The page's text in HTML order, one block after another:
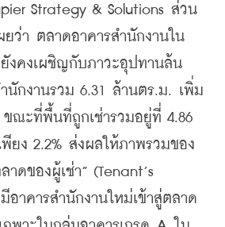
Strategy & Solutions ส่วน
ว่า ตลาดอาคารสำนักงานใน
งคงเผชิญกับภาวะอุปทานล้น
กงานรวม 6.31 ล้านตร.ม. เพิ่ม
ณะที่พื้นที่ถูกเช่ารวมอยู่ที่ 4.86
ยง 2.2% ส่งผลให้ภาพรวมของ
ดของผู้เช่า” (Tenant’s
อาคารสำนักงานใหม่เข้าสู่ตลาด